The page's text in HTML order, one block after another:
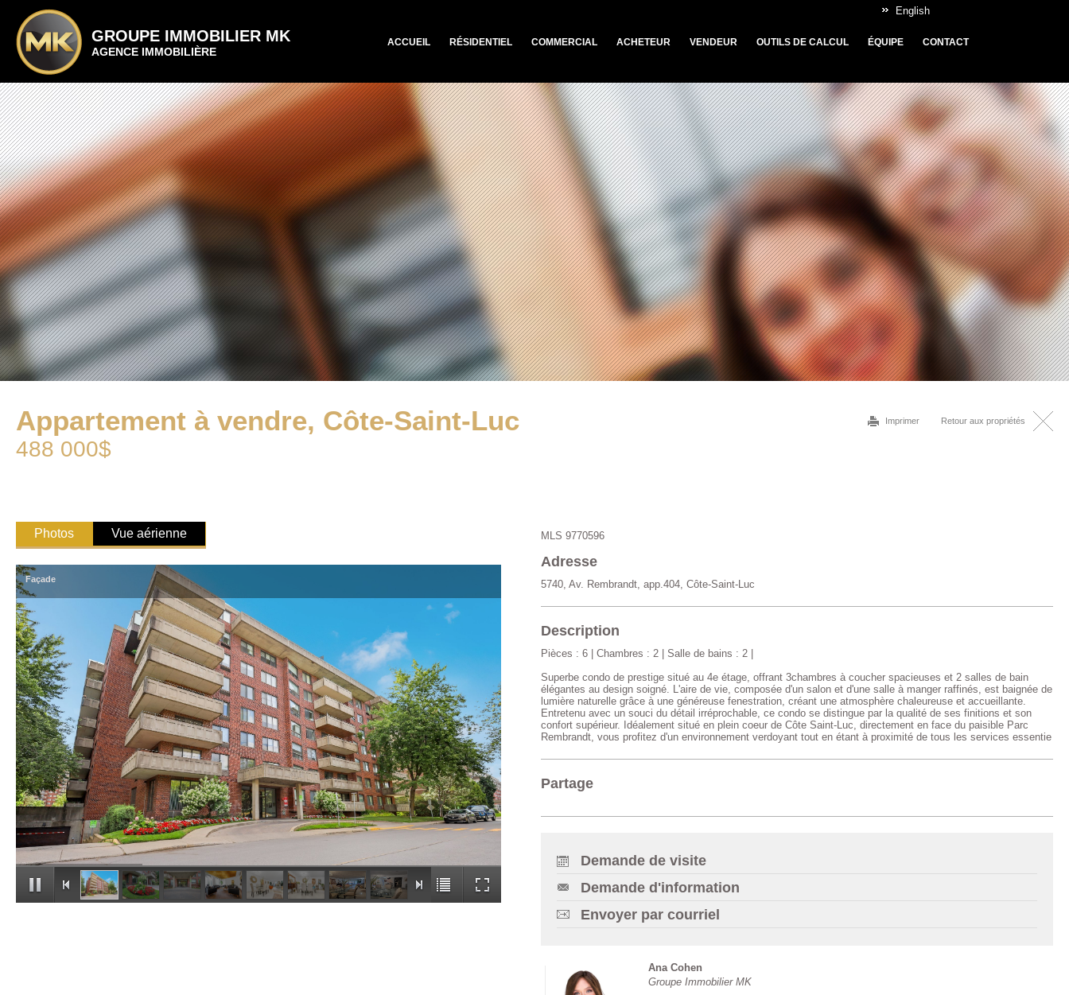
GROUPE IMMOBILIER MK
AGENCE IMMOBILIÈRE
English
ACCUEIL RÉSIDENTIEL COMMERCIAL ACHETEUR VENDEUR OUTILS DE CALCUL ÉQUIPE CONTACT
Appartement à vendre, Côte-Saint-Luc
488 000$
Imprimer Retour aux propriétés
Photos Vue aérienne
Façade
MLS 9770596
Adresse
5740, Av. Rembrandt, app.404, Côte-Saint-Luc
Description
Pièces : 6 | Chambres : 2 | Salle de bains : 2 |
Superbe condo de prestige situé au 4e étage, offrant 3chambres à coucher spacieuses et 2 salles de bain
élégantes au design soigné. L'aire de vie, composée d'un salon et d'une salle à manger raffinés, est baignée de
lumière naturelle grâce à une généreuse fenestration, créant une atmosphère chaleureuse et accueillante.
Entretenu avec un souci du détail irréprochable, ce condo se distingue par la qualité de ses finitions et son
confort supérieur. Idéalement situé en plein coeur de Côte Saint-Luc, directement en face du paisible Parc
Rembrandt, vous profitez d'un environnement verdoyant tout en étant à proximité de tous les services essentie
Partage
Demande de visite
Demande d'information
Envoyer par courriel
Ana Cohen
Groupe Immobilier MK